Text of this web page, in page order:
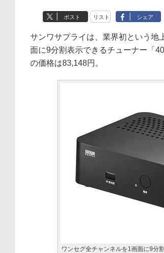
ポスト リスト シェア
サンワサプライは、業界初という地
面に9分割表示できるチューナー「
の価格は83,148円。
ワンセグ全チャンネルを1画面に9分